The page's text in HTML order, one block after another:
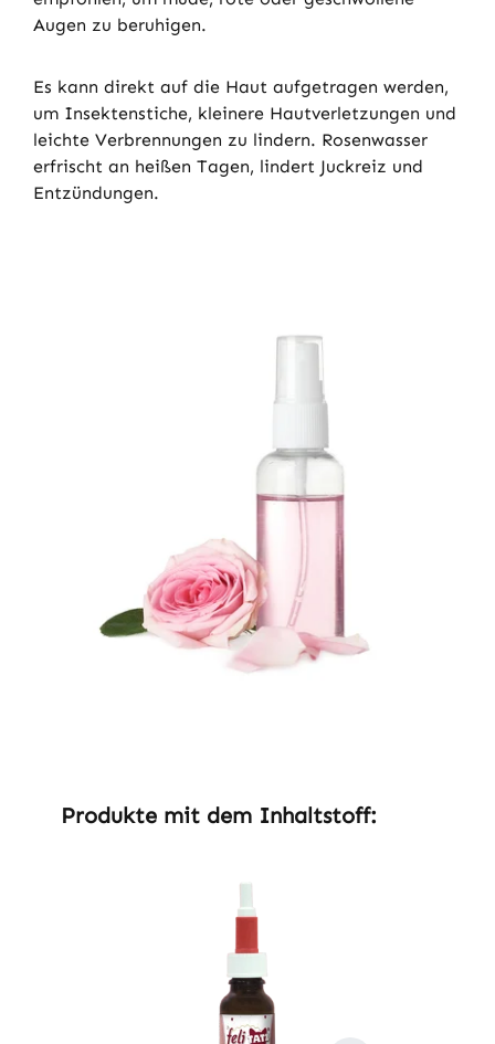
Augen zu beruhigen.
Es kann direkt auf die Haut aufgetragen werden,
um Insektenstiche, kleinere Hautverletzungen und
leichte Verbrennungen zu lindern. Rosenwasser
erfrischt an heißen Tagen, lindert Juckreiz und
Entzündungen.
Produktgalerie überspringen
Produkte mit dem Inhaltstoff: